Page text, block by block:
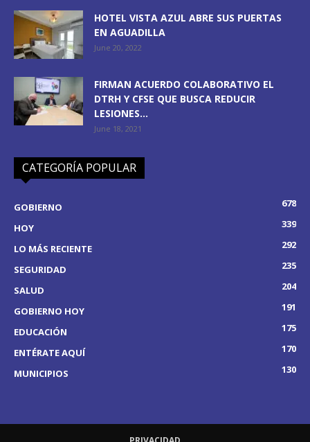
HOTEL VISTA AZUL ABRE SUS PUERTAS
EN AGUADILLA
June 20, 2022
FIRMAN ACUERDO COLABORATIVO EL
DTRH Y CFSE QUE BUSCA REDUCIR
LESIONES...
June 18, 2021
CATEGORÍA POPULAR
GOBIERNO
678
HOY
339
LO MÁS RECIENTE
292
SEGURIDAD
235
SALUD
204
GOBIERNO HOY
191
EDUCACIÓN
175
ENTÉRATE AQUÍ
170
MUNICIPIOS
130